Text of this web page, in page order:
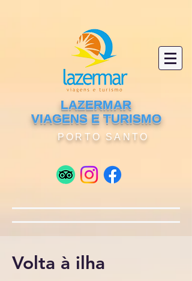
LAZERMAR
VIAGENS E TURISMO
PORTO SANTO
Volta à ilha